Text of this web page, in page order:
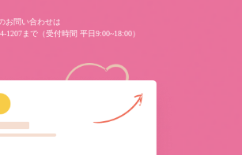
お問い合わせは
1207まで（受付時間 平日9:00~18:00）